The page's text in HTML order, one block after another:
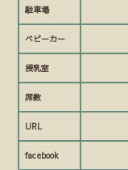
駐車場
ベビーカー
授乳室
席数
URL
facebook